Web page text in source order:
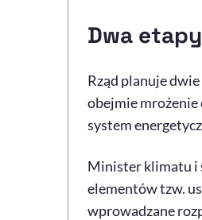
Dwa
Rząd planuje
obejmie mrożenie
system
Minister klimatu i
elementów tzw.
wprowadzane